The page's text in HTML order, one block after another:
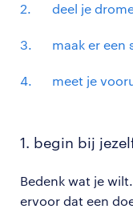
deel je
maak er een
meet je
1. begin bij
Bedenk wat je
ervoor dat een